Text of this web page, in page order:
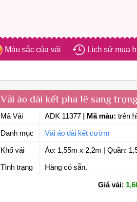
Màu sắc của vải Lịch sử mua
Vải áo dài kết pha lê sang trọng
Mã Vải ADK 11377 Mã màu: trên
Danh mục Vải áo dài kết cườm
Khổ vải Áo: 1,55m x 2,2m | Quần:
Tình trạng Hàng có sẵn.
Giá vải: